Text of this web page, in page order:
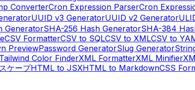
ConverterCron Expression ParserCron
UUID v3 GeneratorUUID v2 Generator
GeneratorSHA-256 Hash GeneratorSHA-384
CSV FormatterCSV to SQLCSV to XMLCSV to
PreviewPassword GeneratorSlug Generator
Color FinderXML FormatterXML Minifier
ケープHTML to JSXHTML to MarkdownCSS